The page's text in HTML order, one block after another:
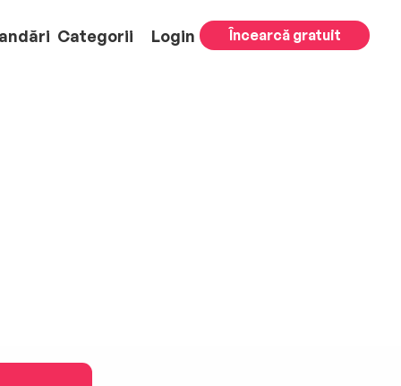
Categorii Login Încearcă gratuit